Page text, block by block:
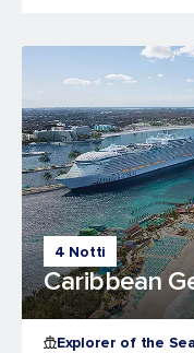
4 Notti
Caribbean
Explorer of the